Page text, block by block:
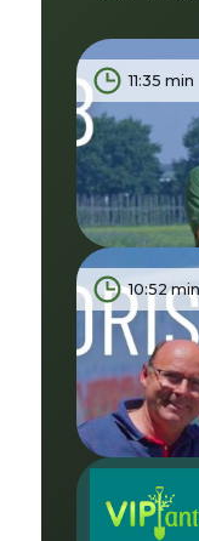
11:35 min
10:52 min